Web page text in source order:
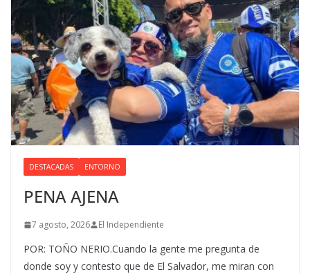
DESTACADAS ENTORNO
PENA AJENA
7 agosto, 2026 El Independiente
POR: TOÑO NERIO.Cuando la gente me pregunta de
donde soy y contesto que de El Salvador, me miran con